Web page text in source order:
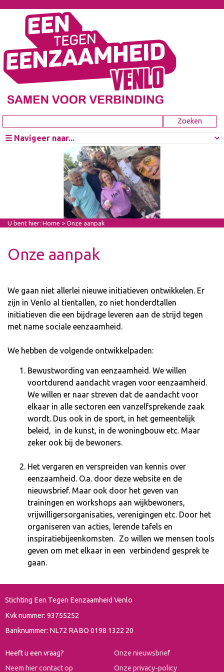
U bent hier: Home > Onze aanpak
Onze aanpak
We gaan niet allerlei nieuwe initiatieven ontwikkelen. Er
zijn in Venlo al tientallen, zo niet honderdtallen
initiatieven die een bijdrage leveren aan de strijd tegen
met name sociale eenzaamheid.
We hebben de volgende ontwikkelpaden:
Bewustwording van eenzaamheid. We willen
voortdurend aandacht vragen voor eenzaamheid.
We willen er naar streven dat de aandacht voor
elkaar in alle sectoren een vanzelfsprekende zaak
wordt. Dus ook in de sport, in het gemeentelijk
beleid, in de kunst, in de woningbouw etc. Maar
zeker ook bij de bewoners.
Het vergaren en verspreiden van kennis over
eenzaamheid. O.a. door deze website en de
nieuwsbrief. Maar ook door het geven van
trainingen en workshops aan wijkbewoners,
vrijwilligersorganisaties, verenigingen etc. Door het
organiseren van acties, lerende tafels en
inspiratiebijeenkomsten. Zo willen we mensen tools
geven om met elkaar in een verbindend gesprek te
gaan.
Stichting Een Tegen Eenzaamheid Venlo
Kvk nummer: 93755252
Banknummer: NL72 RABO 0198 1322 20
Heeft u een vraag?
Neem hier contact op
Onze nieuwsbrief
Onze privacy-policy